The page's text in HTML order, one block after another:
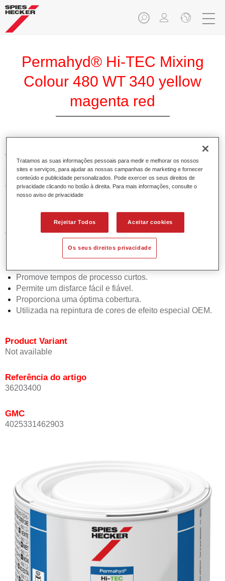
Permahyd® Hi-TEC Mixing
Colour 480 WT 340 yellow
magenta red
A Base Permahyd Hi-TEC é adequada para utilização com
Permahyd Base Bicamada Hi-TEC 480, um inovador
sistema de base bicamada aquosa. Este sistema de mistura
contém todas as cores lisas e de efeito necessárias para a
repintura de alta qualidade de veículos automóveis de
Características do produto
Simples e rápido de aplicar.
Promove tempos de processo curtos.
Permite um disfarce fácil e fiável.
Proporciona uma óptima cobertura.
Utilizada na repintura de cores de efeito especial OEM.
Product Variant
Not available
Referência do artigo
36203400
GMC
4025331462903
Tratamos as suas informações pessoais para medir e melhorar os nossos
sites e serviços, para ajudar as nossas campanhas de marketing e fornecer
conteúdo e publicidade personalizados. Pode exercer os seus direitos de
privacidade clicando no botão à direita. Para mais informações, consulte o
nosso aviso de privacidade
Rejeitar Todos Aceitar cookies
Os seus direitos privacidade